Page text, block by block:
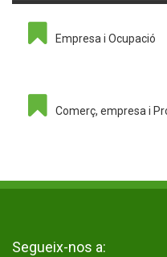
Empresa i Ocupació
Comerç, empresa i
Segueix-nos a: